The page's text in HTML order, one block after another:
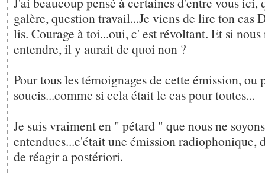
galère, question travail...Je viens de lire ton cas
lis. Courage à toi...oui, c' est révoltant. Et si nous
entendre, il y aurait de quoi non ?
Pour tous les témoignages de cette émission, ou
soucis...comme si cela était le cas pour toutes...
Je suis vraiment en " pétard " que nous ne
entendues...c'était une émission radiophonique,
de réagir a postériori.